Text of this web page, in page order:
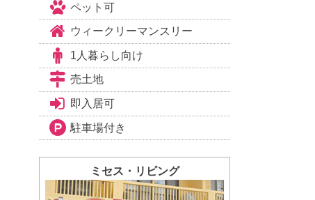
ペット可
ウィークリーマンスリー
1人暮らし向け
売土地
即入居可
駐車場付き
ミセス・リビング